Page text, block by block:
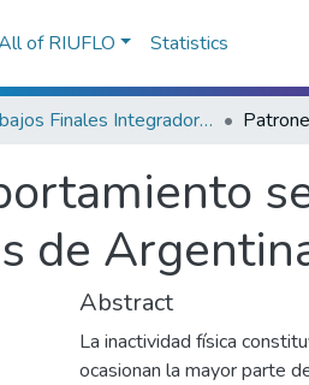
of RIUFLO Statistics
Trabajos Finales Integradores (TFI) de la Licenciatura en Actividad Física y Deporte
de
Abstract
La inactividad física
ocasionan la mayor parte